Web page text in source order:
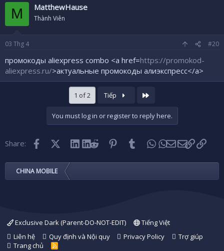
M MatthewHause
Thành Viên
03 Thg 4 #20
промокоды aliexpress combo <a href=https://promokod-
aliexpress.ru/>актуальные промокоды алиэкспресс</a>
1 of 2 Tiếp
You must log in or register to reply here.
Share: FacebookX (Twitter)LinkedIn
Reddit PinterestTumblr WhatsApp
EmailLink
CHINA MOBILE
Exclusive Dark (Parent-DO-NOT-EDIT)
Tiếng Việt
Liên hệ
Quy định và Nội quy Privacy Policy
Trợ giúp
Trang chủ
R